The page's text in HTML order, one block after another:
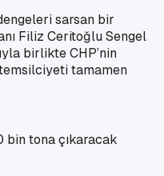
sarsan bir
Filiz Ceritoğlu Sengel
birlikte CHP’nin
tamamen